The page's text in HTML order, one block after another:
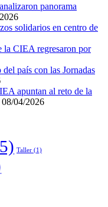
panorama
solidarios en centro de
la CIEA regresaron por
país con las Jornadas
apuntan al reto de la
08/04/2026
Taller (1)